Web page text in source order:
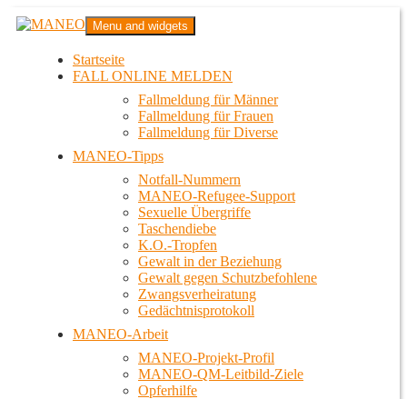
Zum
InhaltMANEO
Das schwule Anti-Gewalt-Projekt in Berlin
Menu and widgets
Startseite
FALL ONLINE MELDEN
Fallmeldung für Männer
Fallmeldung für Frauen
Fallmeldung für Diverse
MANEO-Tipps
Notfall-Nummern
MANEO-Refugee-Support
Sexuelle Übergriffe
Taschendiebe
K.O.-Tropfen
Gewalt in der Beziehung
Gewalt gegen Schutzbefohlene
Zwangsverheiratung
Gedächtnisprotokoll
MANEO-Arbeit
MANEO-Projekt-Profil
MANEO-QM-Leitbild-Ziele
Opferhilfe